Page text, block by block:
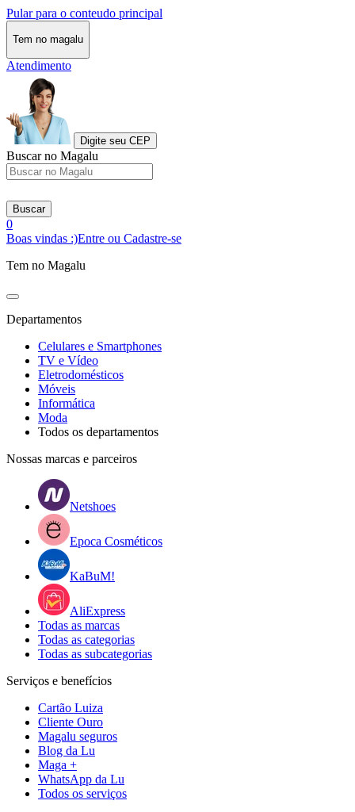
Pular para o conteudo principal
Tem no magalu
Atendimento
Digite seu CEP
Buscar no Magalu
Buscar
0
Boas vindas :)Entre ou Cadastre-se
Tem no Magalu
Departamentos
Celulares e Smartphones
TV e Vídeo
Eletrodomésticos
Móveis
Informática
Moda
Todos os departamentos
Nossas marcas e parceiros
Netshoes
Epoca Cosméticos
KaBuM!
AliExpress
Todas as marcas
Todas as categorias
Todas as subcategorias
Serviços e benefícios
Cartão Luiza
Cliente Ouro
Magalu seguros
Blog da Lu
Maga +
WhatsApp da Lu
Todos os serviços